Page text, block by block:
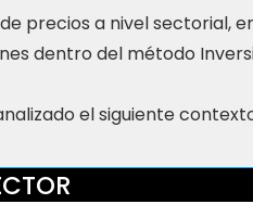
precios a nivel sectorial,
dentro del método
el siguiente